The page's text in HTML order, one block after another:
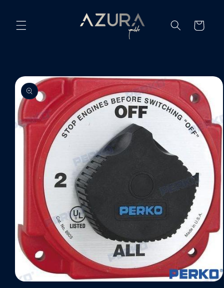
al contenido
Carrito
directamente
a la
información
del producto